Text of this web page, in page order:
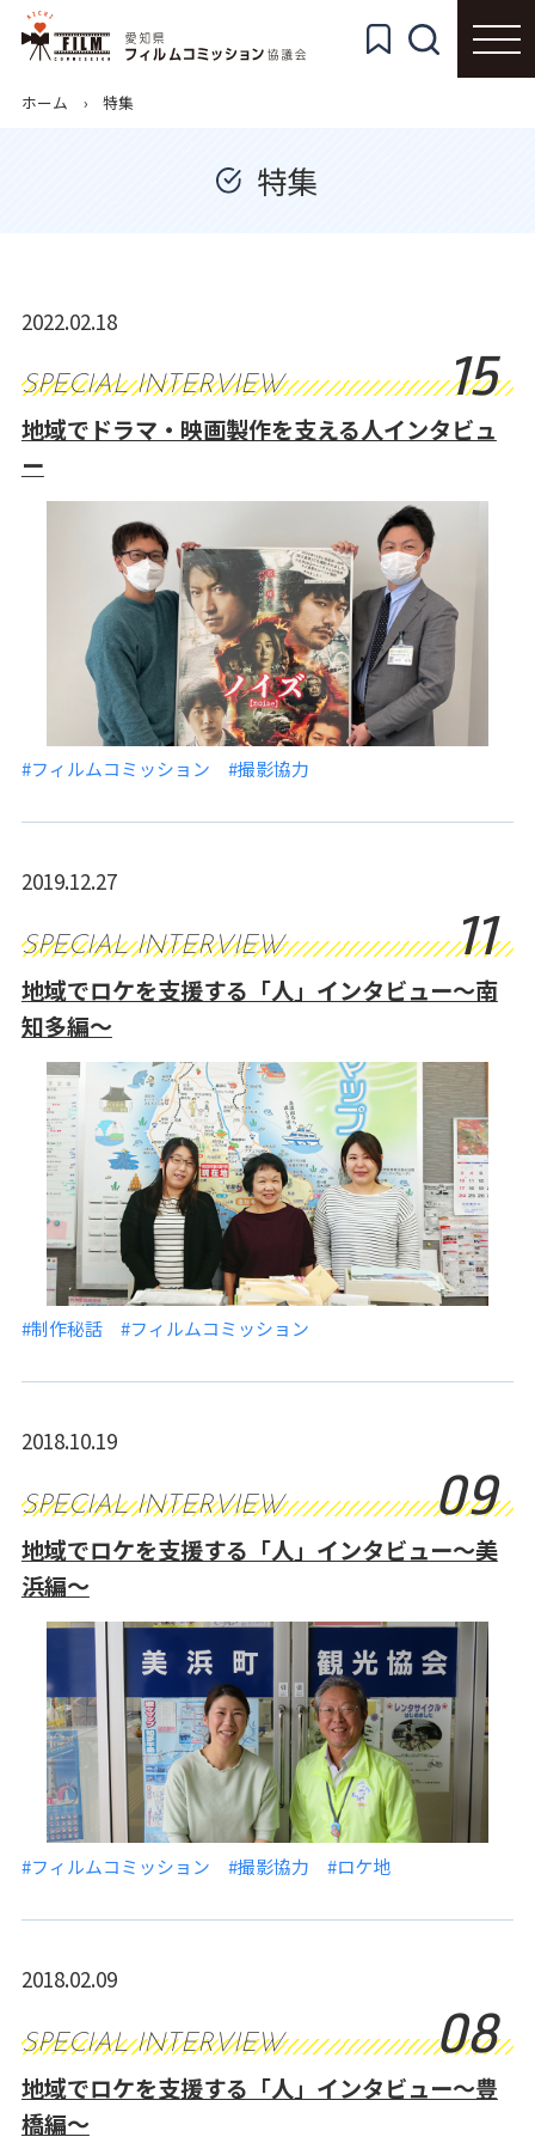
ホーム 特集
特集
2022.02.18
SPECIAL INTERVIEW 15
地域でドラマ・映画製作を支える人インタビュ
ー
#フィルムコミッション #撮影協力
2019.12.27
SPECIAL INTERVIEW 11
地域でロケを支援する「人」インタビュー～南
知多編～
#制作秘話 #フィルムコミッション
2018.10.19
SPECIAL INTERVIEW 09
地域でロケを支援する「人」インタビュー～美
浜編～
#フィルムコミッション #撮影協力 #ロケ地
2018.02.09
SPECIAL INTERVIEW 08
地域でロケを支援する「人」インタビュー～豊
橋編～